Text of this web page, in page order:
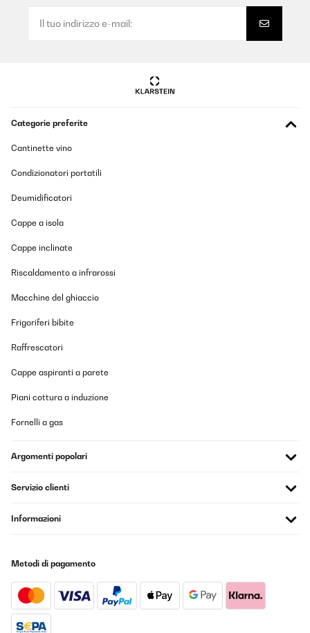
Categorie preferite
Cantinette vino
Condizionatori portatili
Deumidificatori
Cappe a isola
Cappe inclinate
Riscaldamento a infrarossi
Macchine del ghiaccio
Frigoriferi bibite
Raffrescatori
Cappe aspiranti a parete
Piani cottura a induzione
Fornelli a gas
Argomenti popolari
Servizio clienti
Informazioni
Metodi di pagamento